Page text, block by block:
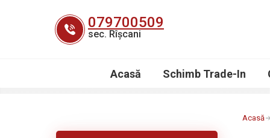
079700509
sec. Rîșcani
Acasă Schimb Trade-In
Acasă